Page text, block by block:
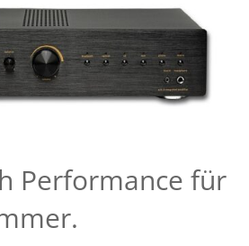
Performance für